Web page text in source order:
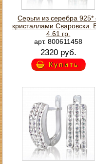
Серьги из серебра 925*
кристаллами Сваровски.
4.61 гр.
арт. 800611458
2320 руб.
Купить